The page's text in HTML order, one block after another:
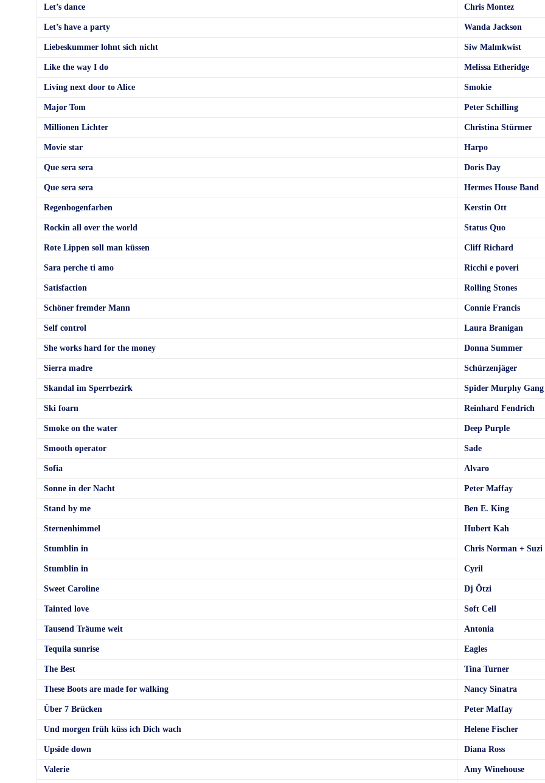
Let’s dance Chris Montez
Let’s have a party Wanda Jackson
Liebeskummer lohnt sich nicht Siw Malmkwist
Like the way I do Melissa Etheridge
Living next door to Alice Smokie
Major Tom Peter Schilling
Millionen Lichter Christina Stürmer
Movie star Harpo
Que sera sera Doris Day
Que sera sera Hermes House Band
Regenbogenfarben Kerstin Ott
Rockin all over the world Status Quo
Rote Lippen soll man küssen Cliff Richard
Sara perche ti amo Ricchi e poveri
Satisfaction Rolling Stones
Schöner fremder Mann Connie Francis
Self control Laura Branigan
She works hard for the money Donna Summer
Sierra madre Schürzenjäger
Skandal im Sperrbezirk Spider Murphy Gang
Ski foarn Reinhard Fendrich
Smoke on the water Deep Purple
Smooth operator Sade
Sofia Alvaro
Sonne in der Nacht Peter Maffay
Stand by me Ben E. King
Sternenhimmel Hubert Kah
Stumblin in Chris Norman +
Stumblin in Cyril
Sweet Caroline Dj Ötzi
Tainted love Soft Cell
Tausend Träume weit Antonia
Tequila sunrise Eagles
The Best Tina Turner
These Boots are made for walking Nancy Sinatra
Über 7 Brücken Peter Maffay
Und morgen früh küss ich Dich wach Helene Fischer
Upside down Diana Ross
Valerie Amy Winehouse